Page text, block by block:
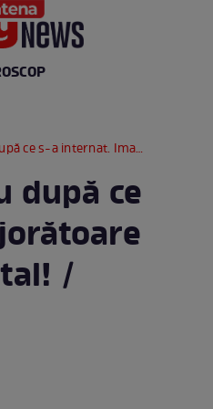
cu artista de pe patul de spital! / FOTO
după ce
/